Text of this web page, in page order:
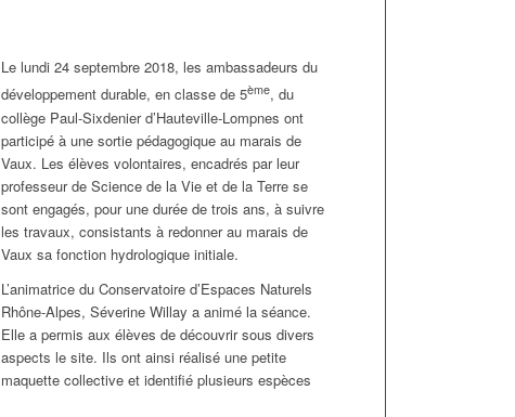
Le lundi 24 septembre 2018, les ambassadeurs du
développement durable, en classe de 5ème, du
collège Paul-Sixdenier d’Hauteville-Lompnes ont
participé à une sortie pédagogique au marais de
Vaux. Les élèves volontaires, encadrés par leur
professeur de Science de la Vie et de la Terre se
sont engagés, pour une durée de trois ans, à suivre
les travaux, consistants à redonner au marais de
Vaux sa fonction hydrologique initiale.
L’animatrice du Conservatoire d’Espaces Naturels
Rhône-Alpes, Séverine Willay a animé la séance.
Elle a permis aux élèves de découvrir sous divers
aspects le site. Ils ont ainsi réalisé une petite
maquette collective et identifié plusieurs espèces